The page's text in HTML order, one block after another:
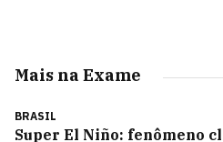
Mais na Exame
BRASIL
Super El Niño: fenômeno